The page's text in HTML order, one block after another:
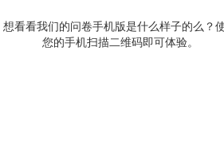
想看看我们的问卷手机版是什么样子的么？
您的手机扫描二维码即可体验。